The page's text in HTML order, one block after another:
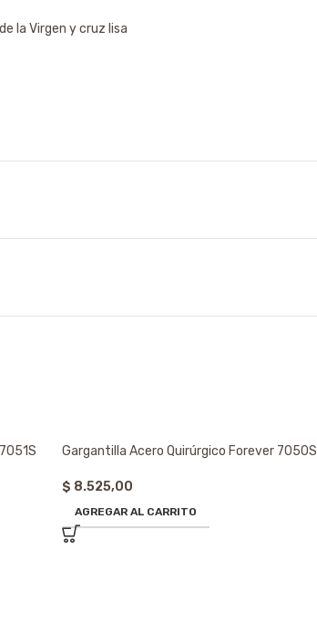
la Virgen y cruz lisa
Gargantilla Acero Quirúrgico Forever 7050S
$ 8.525,00
AGREGAR AL CARRITO